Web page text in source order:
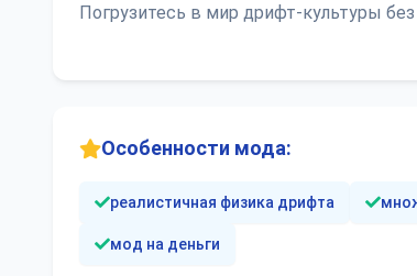
Погрузитесь в мир дрифт-культуры
Особенности мода:
реалистичная физика дрифта
мод на деньги